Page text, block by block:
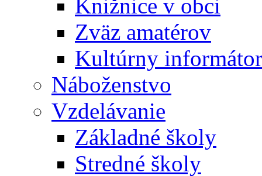
Knižnice v obci
Zväz amatérov
Kultúrny informátor
Náboženstvo
Vzdelávanie
Základné školy
Stredné školy